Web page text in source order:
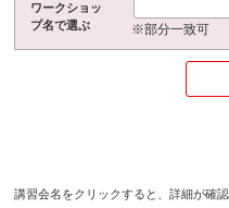
ワークショッ
プ名で選ぶ
※部分一致可
講習会名をクリックすると、詳細が確